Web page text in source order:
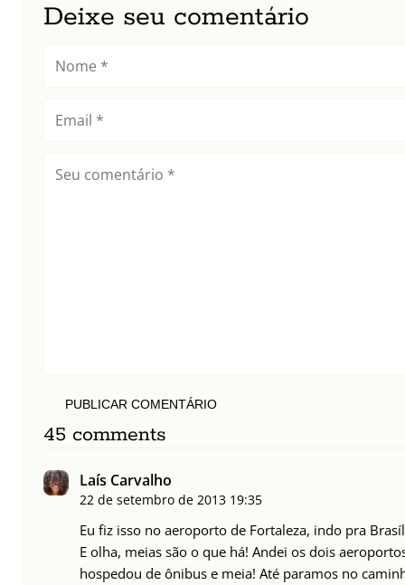
Deixe seu comentário
PUBLICAR COMENTÁRIO
45 comments
Laís Carvalho
22 de setembro de 2013 19:35
Eu fiz isso no aeroporto de Fortaleza, indo pra
E olha, meias são o que há! Andei os dois
hospedou de ônibus e meia! Até paramos no